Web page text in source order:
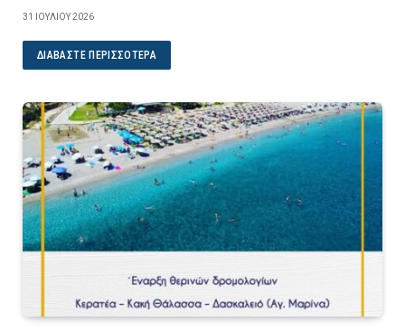
31 ΙΟΥΛΊΟΥ 2026
ΔΙΑΒΆΣΤΕ ΠΕΡΙΣΣΌΤΕΡΑ